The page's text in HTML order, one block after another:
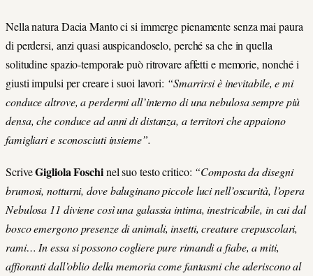
Nella natura Dacia Manto ci si immerge pienamente senza mai paura
di perdersi, anzi quasi auspicandoselo, perché sa che in quella
solitudine spazio-temporale può ritrovare affetti e memorie, nonché i
giusti impulsi per creare i suoi lavori: “Smarrirsi è inevitabile, e mi
conduce altrove, a perdermi all’interno di una nebulosa sempre più
densa, che conduce ad anni di distanza, a territori che appaiono
famigliari e sconosciuti insieme”.
ScriveGigliola Foschinel suo testo critico: “Composta da disegni
brumosi, notturni, dove baluginano piccole luci nell’oscurità, l’opera
Nebulosa 11 diviene così una galassia intima, inestricabile, in cui dal
bosco emergono presenze di animali, insetti, creature crepuscolari,
rami… In essa si possono cogliere pure rimandi a fiabe, a miti,
affioranti dall’oblio della memoria come fantasmi che aderiscono al